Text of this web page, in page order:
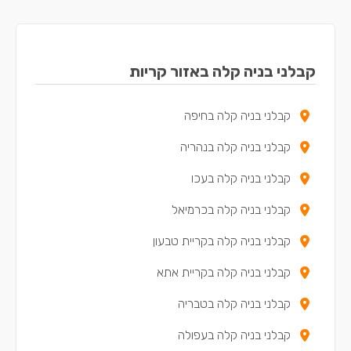
קבלני בניה קלה באזור קריות
קבלני בניה קלה בחיפה
קבלני בניה קלה בנהריה
קבלני בניה קלה בעכו
קבלני בניה קלה בכרמיאל
קבלני בניה קלה בקריית טבעון
קבלני בניה קלה בקריית אתא
קבלני בניה קלה בטבריה
קבלני בניה קלה בעפולה